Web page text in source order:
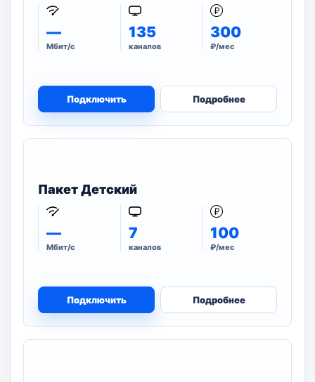
—
Мбит/с
135
каналов
300
₽/мес
Подключить Подробнее
Пакет Детский
—
Мбит/с
7
каналов
100
₽/мес
Подключить Подробнее